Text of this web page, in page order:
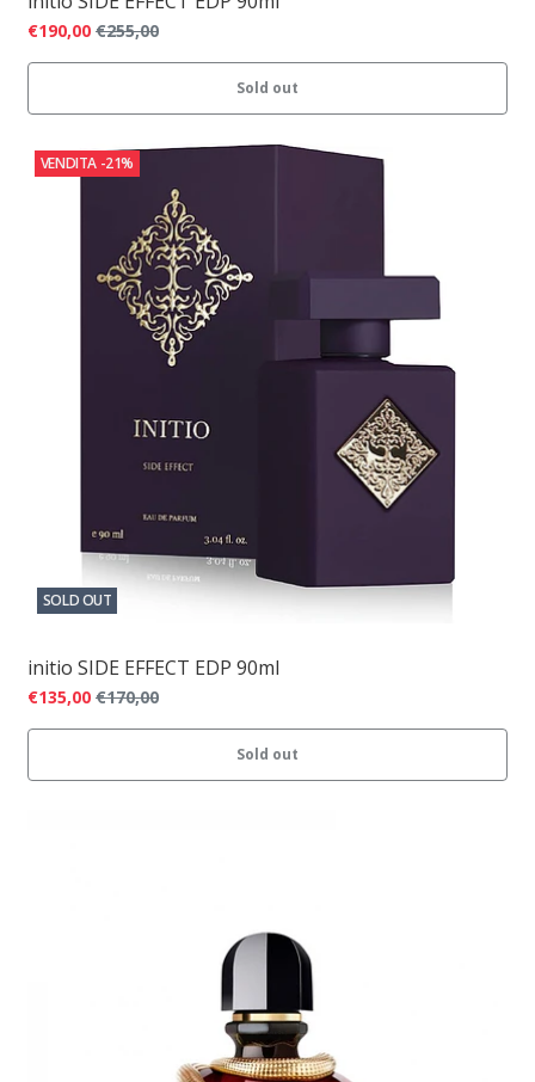
€190,00 €255,00
Sold out
VENDITA -21%
SOLD OUT
initio SIDE EFFECT EDP 90ml
€135,00 €170,00
Sold out